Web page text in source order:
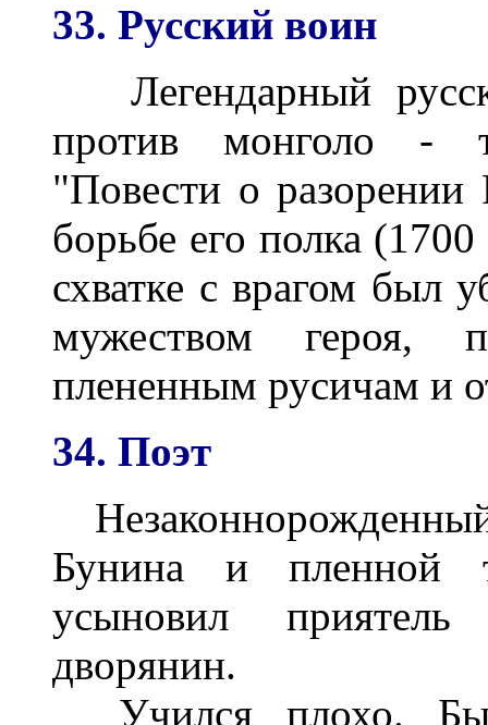
33. Русский воин
Легендарный
против монголо -
"Повести о разорении
борьбе его полка
схватке с врагом был
мужеством героя,
плененным русичам и
34. Поэт
Бунина и пленной
усыновил
дворянин.
Учился плохо.